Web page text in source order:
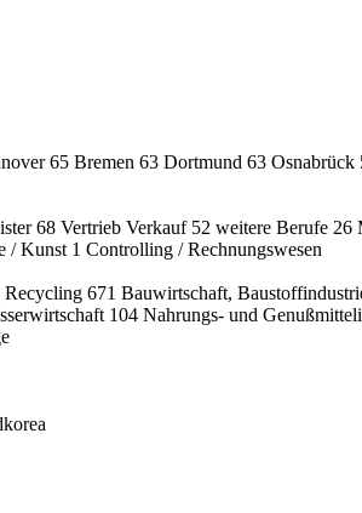
65 Bremen 63 Dortmund 63 Osnabrück
68 Vertrieb Verkauf 52 weitere Berufe 26
/ Kunst 1 Controlling / Rechnungswesen
Recycling 671 Bauwirtschaft,
104 Nahrungs- und